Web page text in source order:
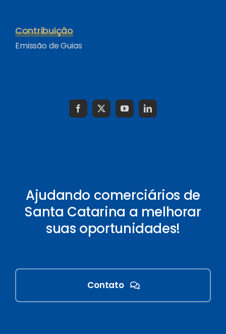
Contribuição
Emissão de Guias
Ajudando comerciários de
Santa Catarina a melhorar
suas oportunidades!
Contato